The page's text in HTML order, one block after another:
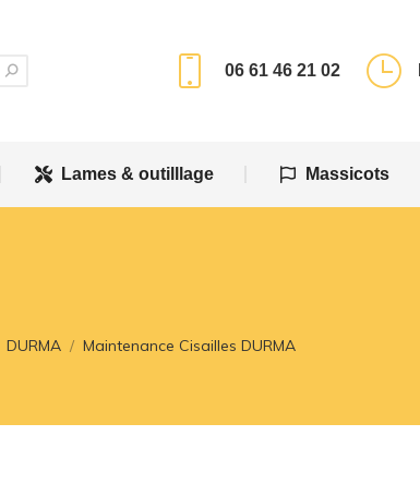
06 61 46 21 02
Lames & outilllage Massicots
DURMA Maintenance Cisailles DURMA